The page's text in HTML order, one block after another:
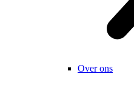
Over ons